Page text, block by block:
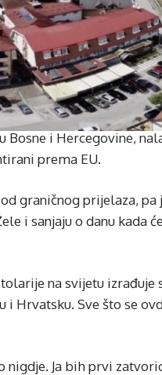
Bosne i Hercegovine,
prema EU.
graničnog prijelaza,
i sanjaju o danu kada
na svijetu izrađuje
i Hrvatsku. Sve što se
nigdje. Ja bih prvi